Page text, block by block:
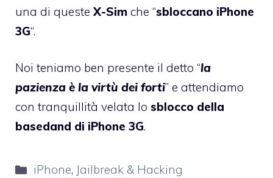
una di questeX-Sim che “sbloccano iPhone
3G“.
Noi teniamo ben presente il detto “la
pazienza è la virtù dei forti” e attendiamo
con tranquillità velata lo sblocco della
basedand di iPhone 3G.
Categorie
iPhone, Jailbreak & Hacking